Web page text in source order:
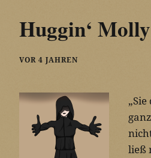
Huggin‘ Molly
VOR 4 JAHREN
ließ